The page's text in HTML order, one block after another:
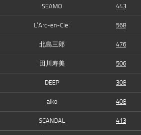
SEAMO 443
L’Arc-en-Ciel 568
北島三郎 476
田川寿美 506
DEEP 308
aiko 408
SCANDAL 413